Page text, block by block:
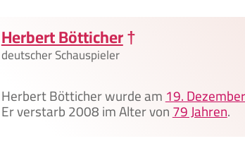
Herbert Bötticher†
deutscher Schauspieler
Herbert Bötticher wurde am19. Dezember
Er verstarb 2008 im Alter von79 Jahren.